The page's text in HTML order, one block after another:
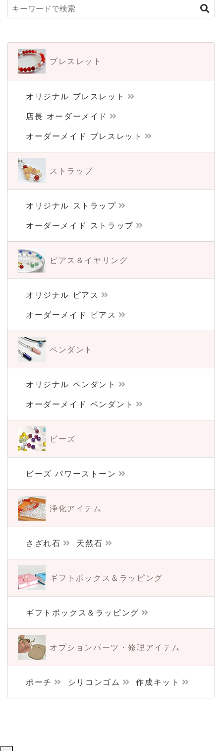
ブレスレット
オリジナル ブレスレット
店長 オーダーメイド
オーダーメイド ブレスレット
ストラップ
オリジナル ストラップ
オーダーメイド ストラップ
ピアス＆イヤリング
オリジナル ピアス
オーダーメイド ピアス
ペンダント
オリジナル ペンダント
オーダーメイド ペンダント
ビーズ
ビーズ パワーストーン
浄化アイテム
さざれ石 天然石
ギフトボックス＆ ラッピング
ギフトボックス＆ラッピング
オプションパーツ・修理アイテム
ポーチ シリコンゴム 作成キット